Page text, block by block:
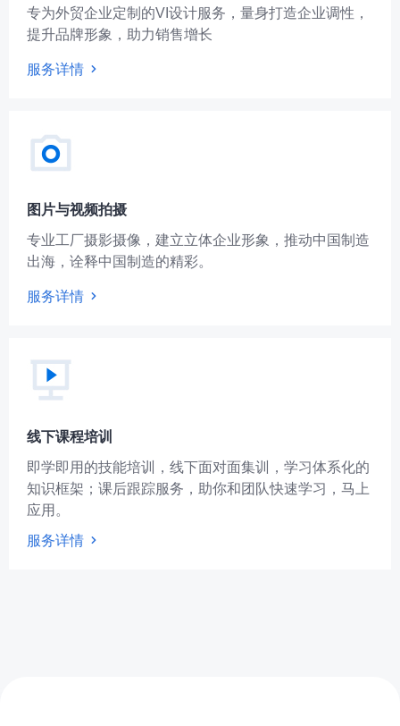
专为外贸企业定制的VI设计服务，量身打造企业调性，
提升品牌形象，助力销售增长
服务详情
图片与视频拍摄
专业工厂摄影摄像，建立立体企业形象，推动中国制造
出海，诠释中国制造的精彩。
服务详情
线下课程培训
即学即用的技能培训，线下面对面集训，学习体系化的
知识框架；课后跟踪服务，助你和团队快速学习，马上
应用。
服务详情